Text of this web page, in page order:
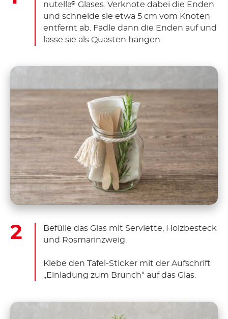
nutella® Glases. Verknote dabei die Enden
und schneide sie etwa 5 cm vom Knoten
entfernt ab. Fädle dann die Enden auf und
lasse sie als Quasten hängen.
Befülle das Glas mit Serviette, Holzbesteck
und Rosmarinzweig.
Klebe den Tafel-Sticker mit der Aufschrift
„Einladung zum Brunch“ auf das Glas.